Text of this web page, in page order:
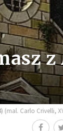
(mal. Carlo Crivelli,